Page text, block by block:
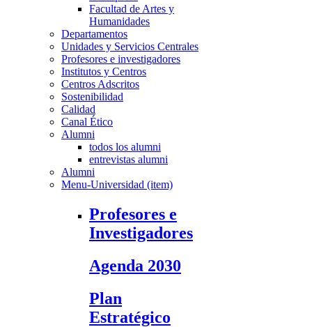
Facultad de Artes y
Humanidades
Departamentos
Unidades y Servicios Centrales
Profesores e investigadores
Institutos y Centros
Centros Adscritos
Sostenibilidad
Calidad
Canal Ético
Alumni
todos los alumni
entrevistas alumni
Alumni
Menu-Universidad (item)
Profesores e
Investigadores
Agenda 2030
Plan
Estratégico